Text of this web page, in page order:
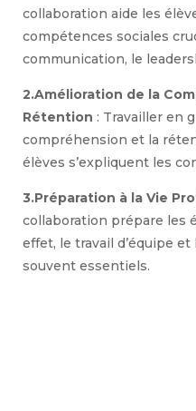
collaboration aide les
compétences sociales
communication, le
2.Amélioration de la
Rétention : Travailler en
compréhension et la
élèves s’expliquent les
3.Préparation à la Vie
collaboration prépare les
effet, le travail d’équipe
souvent essentiels.